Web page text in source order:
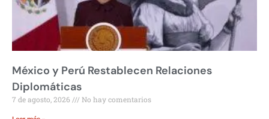
México y Perú Restablecen Relaciones
Diplomáticas
7 de agosto, 2026 No hay comentarios